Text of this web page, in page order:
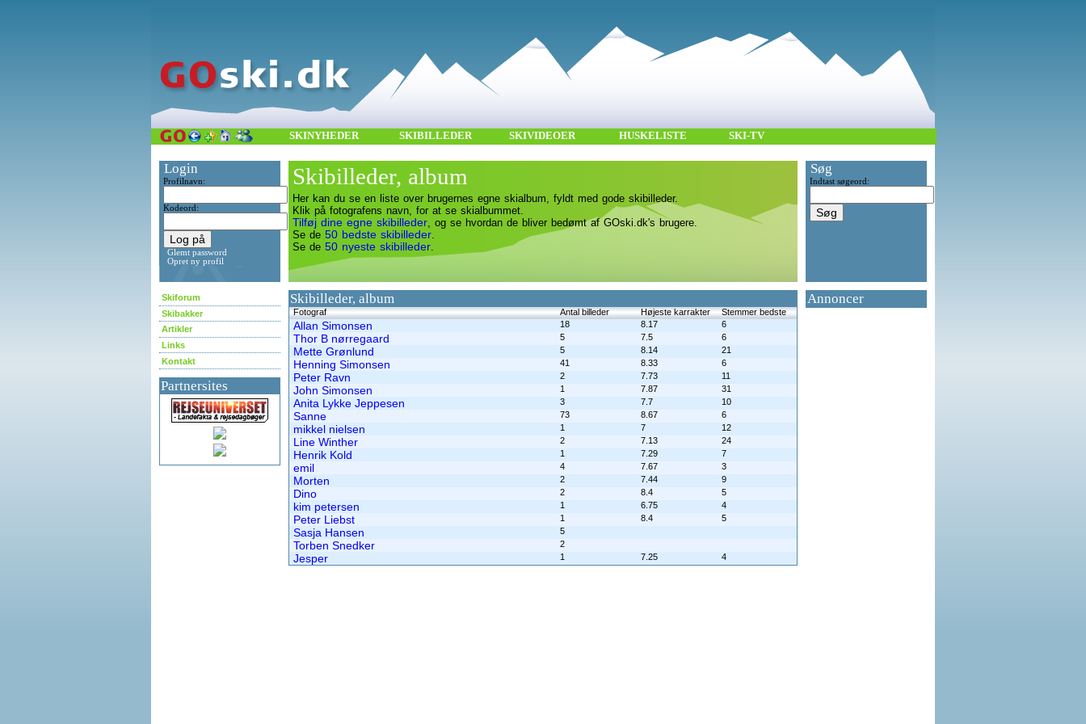
SKINYHEDER SKIBILLEDER SKIVIDEOER HUSKELISTE SKI-TV
Login
Profilnavn:
Kodeord:
Glemt password
Opret ny profil
Skiforum
Skibakker
Artikler
Links
Kontakt
Partnersites
Skibilleder, album
Her kan du se en liste over brugernes egne skialbum, fyldt med gode skibilleder.
Klik på fotografens navn, for at se skialbummet.
Tilføj dine egne skibilleder, og se hvordan de bliver bedømt af GOski.dk's brugere.
Se de 50 bedste skibilleder.
Se de 50 nyeste skibilleder.
Skibilleder, album
Fotograf Antal billeder Højeste karrakter Stemmer bedste
Allan Simonsen 18 8.17 6
Thor B nørregaard 5 7.5 6
Mette Grønlund 5 8.14 21
Henning Simonsen 41 8.33 6
Peter Ravn 2 7.73 11
John Simonsen 1 7.87 31
Anita Lykke Jeppesen 3 7.7 10
Sanne 73 8.67 6
mikkel nielsen 1 7 12
Line Winther 2 7.13 24
Henrik Kold 1 7.29 7
emil 4 7.67 3
Morten 2 7.44 9
Dino 2 8.4 5
kim petersen 1 6.75 4
Peter Liebst 1 8.4 5
Sasja Hansen 5
Torben Snedker 2
Jesper 1 7.25 4
Søg
Indtast søgeord:
Annoncer